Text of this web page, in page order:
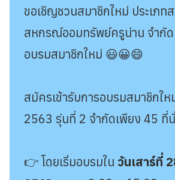
ขอเชิญชวนสมาชิกใหม่ ประเภ
สหกรณ์ออมทรัพย์ครูน่าน จำกัด
อบรมสมาชิกใหม่ 😃😀😄
สมัครเข้ารับการอบรมสมาชิกให
2563 รุ่นที่ 2 จำกัดเพียง 45 ที่
👉 โดยเริ่มอบรมใน วันเสาร์ที่